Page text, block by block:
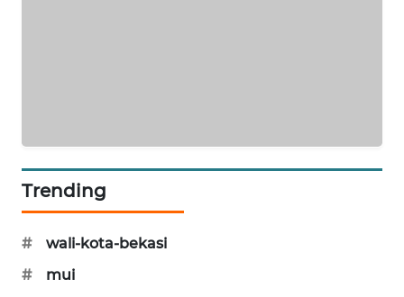
Trending
#
wali-kota-bekasi
#
mui